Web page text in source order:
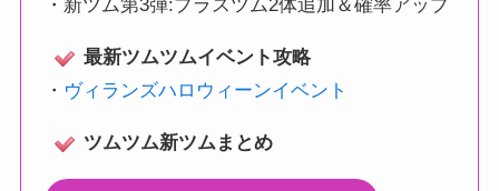
・ 新ツム第3弾:プラスツム2体追加＆確率アップ
最新ツムツムイベント攻略
・ ヴィランズハロウィーンイベント
ツムツム新ツムまとめ